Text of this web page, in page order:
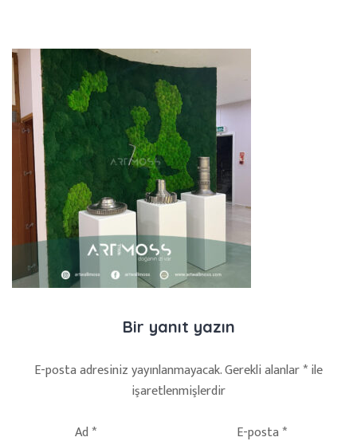
Bir yanıt yazın
E-posta adresiniz yayınlanmayacak.Gerekli alanlar*ile
işaretlenmişlerdir
Ad* E-posta*